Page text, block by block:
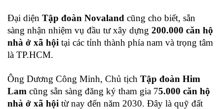
Đại diện Tập đoàn Novaland cũng cho biết, sẵn
sàng nhận nhiệm vụ đầu tư xây dựng 200.000 căn hộ
nhà ở xã hội tại các tỉnh thành phía nam và trọng tâm
là TP.HCM.
Ông Dương Công Minh, Chủ tịch Tập đoàn Him
Lam cũng sẵn sàng đăng ký tham gia 75.000 căn hộ
nhà ở xã hội từ nay đến năm 2030. Đây là quỹ đất